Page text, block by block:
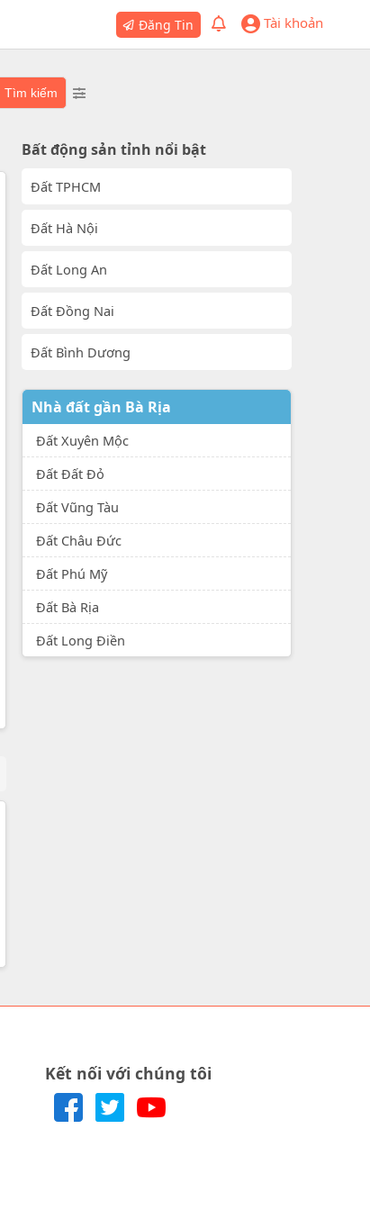
Đăng Tin Tài khoản
Bất động sản tỉnh nổi bật
Đất TPHCM
Đất Hà Nội
Đất Long An
Đất Đồng Nai
Đất Bình Dương
Nhà đất gần Bà Rịa
Đất Xuyên Mộc
Đất Đất Đỏ
Đất Vũng Tàu
Đất Châu Đức
Đất Phú Mỹ
Đất Bà Rịa
Đất Long Điền
Kết nối với chúng tôi